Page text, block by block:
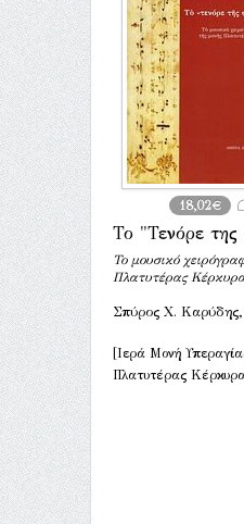
18,02€
Το "Τενόρε της
Το μουσικό
Πλατυτέρας
Σπύρος Χ. Καρύδης,
[Ιερά Μονή
Πλατυτέρας